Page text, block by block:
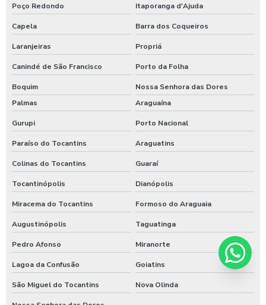
Poço Redondo Itaporanga d'Ajuda
Capela Barra dos Coqueiros
Laranjeiras Propriá
Canindé de São Francisco Porto da Folha
Boquim
Nossa Senhora das Dores
Palmas
Araguaína
Gurupi Porto Nacional
Paraíso do Tocantins Araguatins
Colinas do Tocantins Guaraí
Tocantinópolis Dianópolis
Miracema do Tocantins Formoso do Araguaia
Augustinópolis Taguatinga
Pedro Afonso Miranorte
Lagoa da Confusão Goiatins
São Miguel do Tocantins Nova Olinda